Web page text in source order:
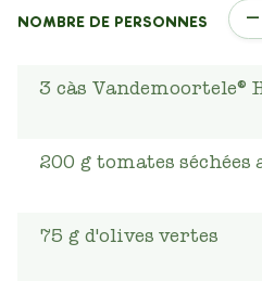
NOMBRE DE PERSONNES –
3 càs Vandemoortele®
200 g tomates séchées
75 g d'olives vertes